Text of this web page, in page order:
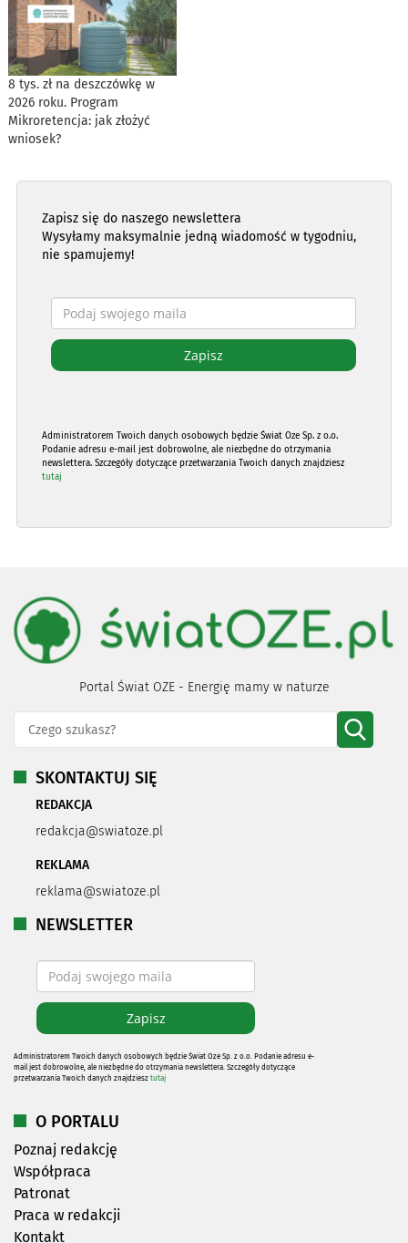
8 tys. zł na deszczówkę w
2026 roku. Program
Mikroretencja: jak złożyć
wniosek?
Zapisz się do naszego newslettera
Wysyłamy maksymalnie jedną wiadomość w tygodniu,
nie spamujemy!
Administratorem Twoich danych osobowych będzie Świat Oze Sp. z o.o.
Podanie adresu e-mail jest dobrowolne, ale niezbędne do otrzymania
newslettera. Szczegóły dotyczące przetwarzania Twoich danych znajdziesz
tutaj
Portal Świat OZE - Energię mamy w naturze
SKONTAKTUJ SIĘ
REDAKCJA
redakcja@swiatoze.pl
REKLAMA
reklama@swiatoze.pl
NEWSLETTER
Administratorem Twoich danych osobowych będzie Świat Oze Sp. z o.o. Podanie adresu e-
mail jest dobrowolne, ale niezbędne do otrzymania newslettera. Szczegóły dotyczące
przetwarzania Twoich danych znajdziesz tutaj
O PORTALU
Poznaj redakcję
Współpraca
Patronat
Praca w redakcji
Kontakt